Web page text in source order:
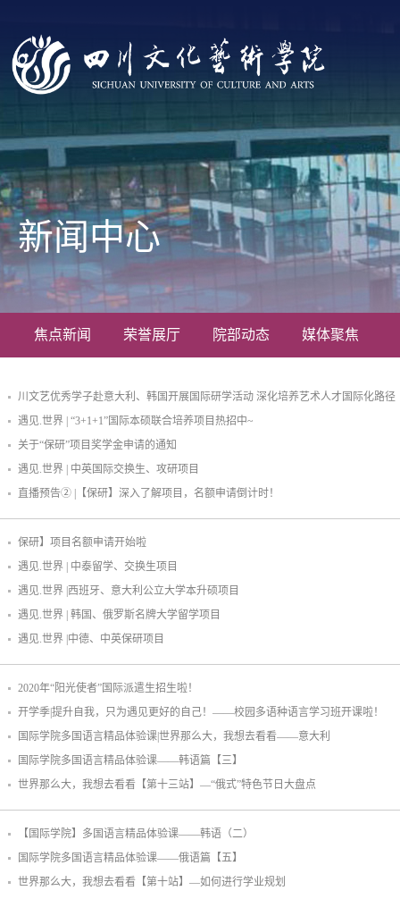
焦点新闻 荣誉展厅 院部动态 媒体聚焦
新闻中心
川文艺优秀学子赴意大利、韩国开展国际研学活动 深化培养艺术人才国际化路径
遇见.世界 | “3+1+1”国际本硕联合培养项目热招中~
关于“保研”项目奖学金申请的通知
遇见.世界 | 中英国际交换生、攻研项目
直播预告② |【保研】深入了解项目，名额申请倒计时！
保研】项目名额申请开始啦
遇见.世界 | 中泰留学、交换生项目
遇见.世界 |西班牙、意大利公立大学本升硕项目
遇见.世界 | 韩国、俄罗斯名牌大学留学项目
遇见.世界 |中德、中英保研项目
2020年“阳光使者”国际派遣生招生啦！
开学季|提升自我，只为遇见更好的自己！——校园多语种语言学习班开课啦！
国际学院多国语言精品体验课|世界那么大，我想去看看——意大利
国际学院多国语言精品体验课——韩语篇【三】
世界那么大，我想去看看【第十三站】—“俄式”特色节日大盘点
【国际学院】多国语言精品体验课——韩语（二）
国际学院多国语言精品体验课——俄语篇【五】
世界那么大，我想去看看【第十站】—如何进行学业规划